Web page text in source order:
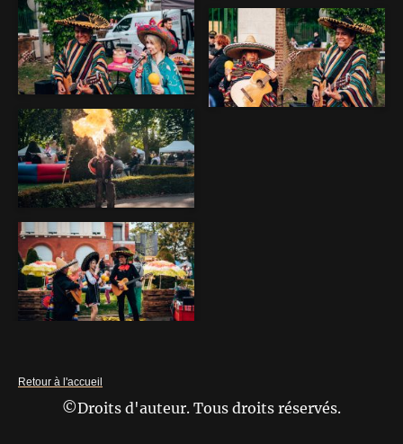
Retour à l'accueil
©Droits d'auteur. Tous droits réservés.